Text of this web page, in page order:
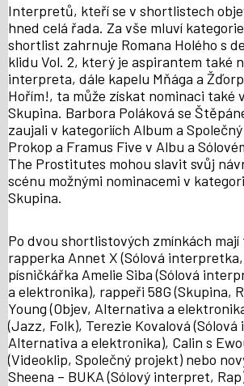
Interpretů, kteří se v shortlistech
hned celá řada. Za vše mluví
shortlist zahrnuje Romana Holého s
klidu Vol. 2, který je aspirantem také
interpreta, dále kapelu Mňága a
Hořím!, ta může získat nominaci také
Skupina. Barbora Poláková se
zaujali v kategoriích Album a
Prokop a Framus Five v Albu a
The Prostitutes mohou slavit svůj
scénu možnými nominacemi v
Skupina.
Po dvou shortlistových zmínkách
rapperka Annet X (Sólová
písničkářka Amelie Siba (Sólová
a elektronika), rappeři 58G (Skupina,
Young (Objev, Alternativa a
(Jazz, Folk), Terezie Kovalová
Alternativa a elektronika), Calin s
(Videoklip, Společný projekt) nebo
Sheena – BUKA (Sólový interpret,